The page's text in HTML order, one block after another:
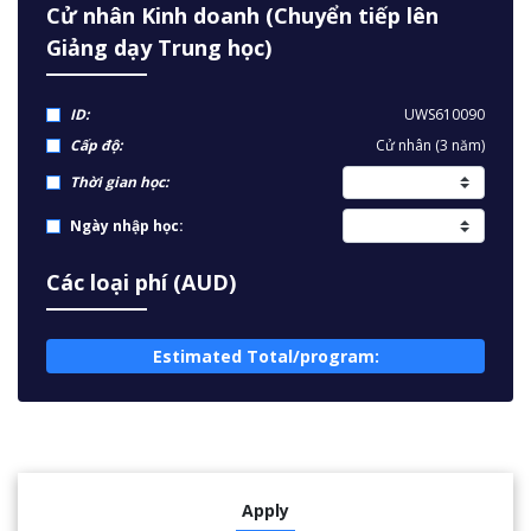
Cử nhân Kinh doanh (Chuyển tiếp lên
Giảng dạy Trung học)
ID:
UWS610090
Cấp độ:
Cử nhân (3 năm)
Thời gian học:
Ngày nhập học:
Các loại phí (AUD)
Estimated Total/program:
Apply